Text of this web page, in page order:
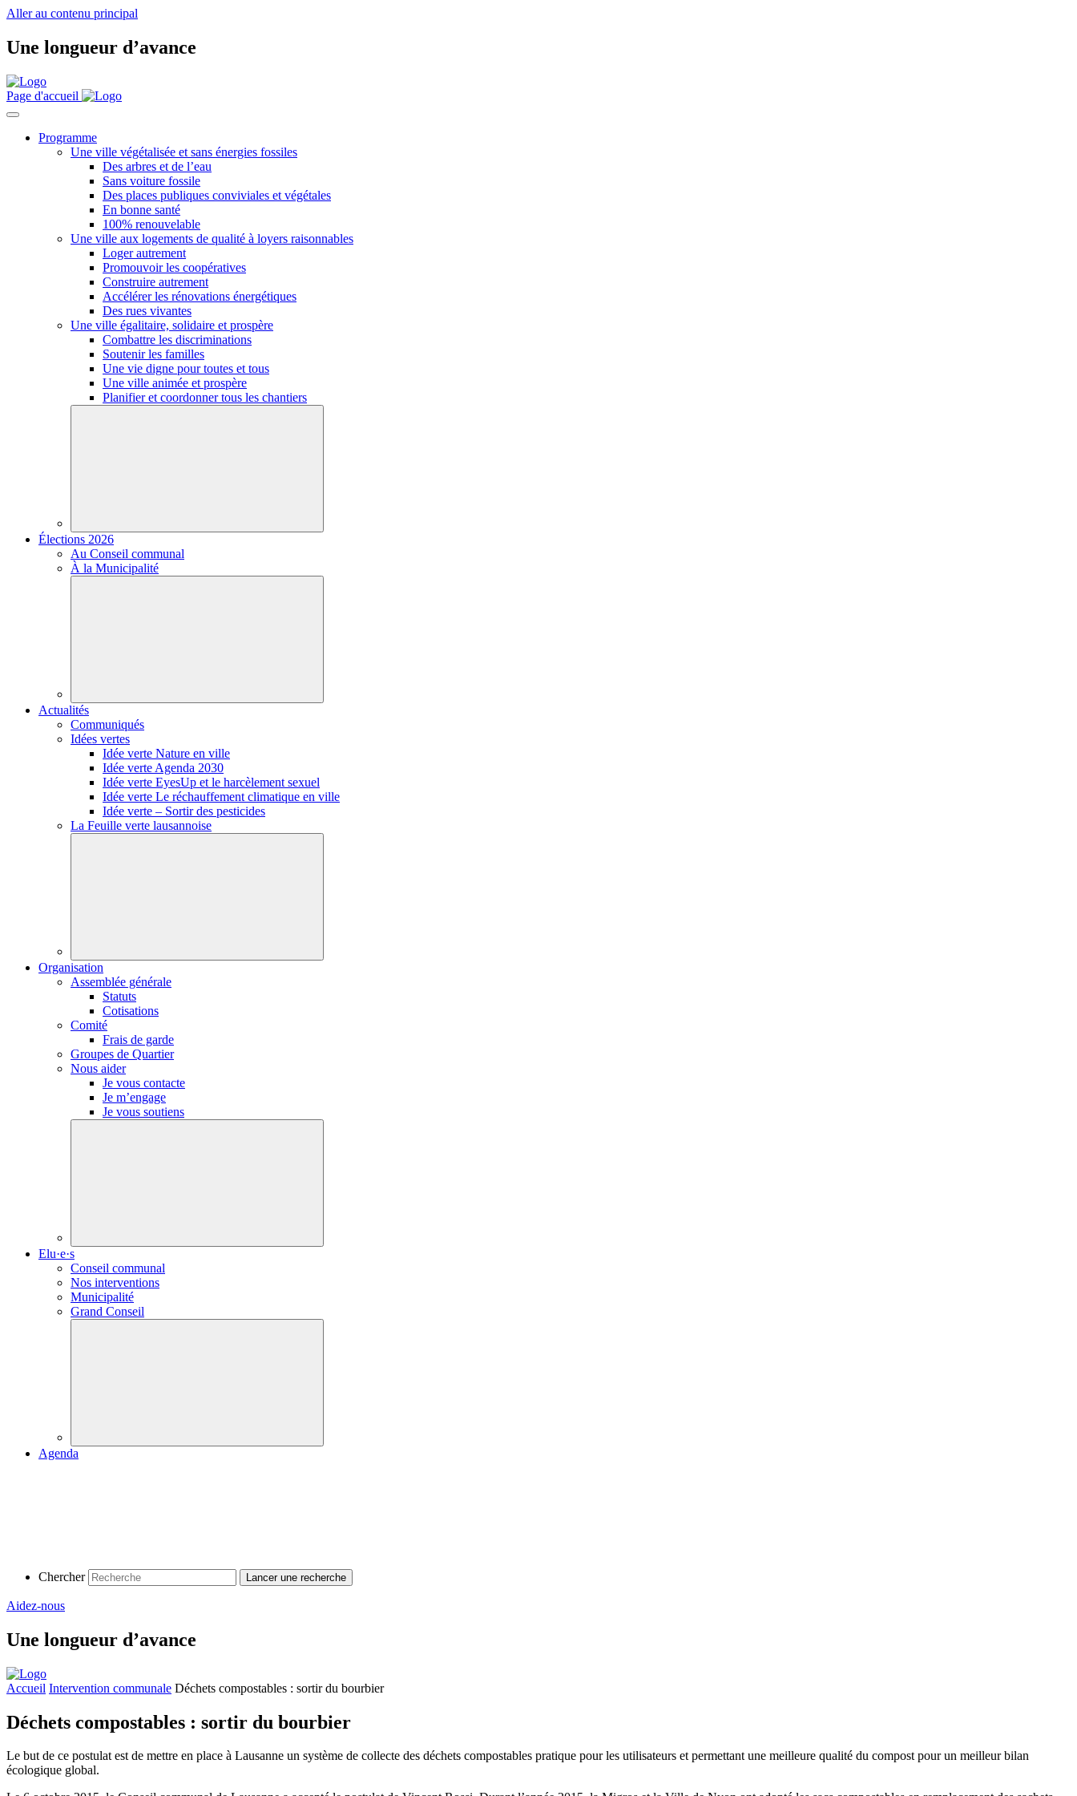
Aller au contenu principal
Une longueur d’avance
Page d'accueil
Programme
Une ville végétalisée et sans énergies fossiles
Des arbres et de l’eau
Sans voiture fossile
Des places publiques conviviales et végétales
En bonne santé
100% renouvelable
Une ville aux logements de qualité à loyers raisonnables
Loger autrement
Promouvoir les coopératives
Construire autrement
Accélérer les rénovations énergétiques
Des rues vivantes
Une ville égalitaire, solidaire et prospère
Combattre les discriminations
Soutenir les familles
Une vie digne pour toutes et tous
Une ville animée et prospère
Planifier et coordonner tous les chantiers
Élections 2026
Au Conseil communal
À la Municipalité
Actualités
Communiqués
Idées vertes
Idée verte Nature en ville
Idée verte Agenda 2030
Idée verte EyesUp et le harcèlement sexuel
Idée verte Le réchauffement climatique en ville
Idée verte – Sortir des pesticides
La Feuille verte lausannoise
Organisation
Assemblée générale
Statuts
Cotisations
Comité
Frais de garde
Groupes de Quartier
Nous aider
Je vous contacte
Je m’engage
Je vous soutiens
Elu·e·s
Conseil communal
Nos interventions
Municipalité
Grand Conseil
Agenda
Chercher
Aidez-nous
Une longueur d’avance
Accueil Intervention communale Déchets compostables : sortir du bourbier
Déchets compostables : sortir du bourbier
Le but de ce postulat est de mettre en place à Lausanne un système de collecte des déchets compostables pratique pour les utilisateurs et permettant une meilleure qualité du compost pour un meilleur bilan
écologique global.